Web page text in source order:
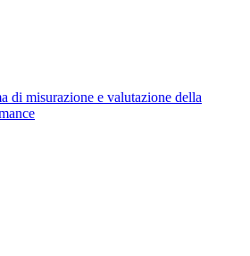
di misurazione e valutazione della